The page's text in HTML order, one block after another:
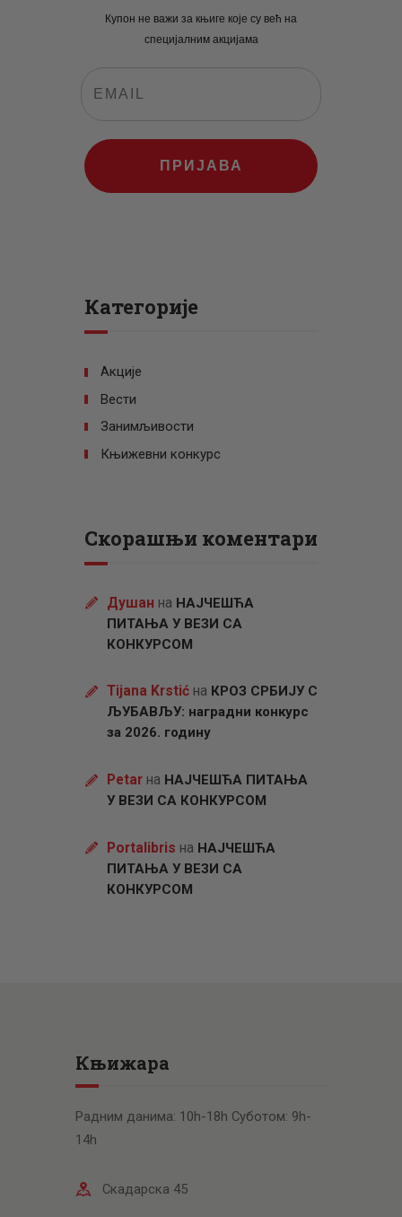
Купон не важи за књиге које су већ на
специјалним акцијама
ПРИЈАВА
Категорије
Акције
Вести
Занимљивости
Књижевни конкурс
Скорашњи коментари
Душан на НАЈЧЕШЋА
ПИТАЊА У ВЕЗИ СА
КОНКУРСОМ
Tijana Krstićна КРОЗ СРБИЈУ С
ЉУБАВЉУ: наградни конкурс
за 2026. годину
Petarна НАЈЧЕШЋА ПИТАЊА
У ВЕЗИ СА КОНКУРСОМ
Portalibris на НАЈЧЕШЋА
ПИТАЊА У ВЕЗИ СА
КОНКУРСОМ
Књижара
Радним данима: 10h-18h Суботом: 9h-
14h
Скадарска 45